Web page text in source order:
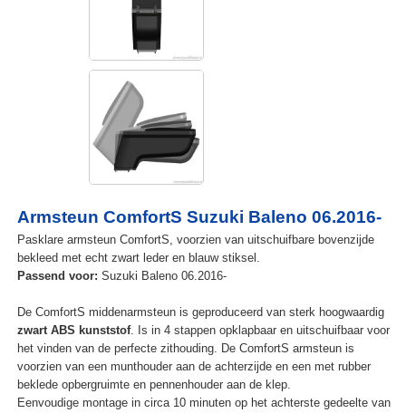
Armsteun ComfortS Suzuki Baleno 06.2016-
Pasklare armsteun ComfortS, voorzien van uitschuifbare bovenzijde
bekleed met echt zwart leder en blauw stiksel.
Passend voor: Suzuki Baleno 06.2016-
De ComfortS middenarmsteun is geproduceerd van sterk hoogwaardig
zwart ABS kunststof. Is in 4 stappen opklapbaar en uitschuifbaar voor
het vinden van de perfecte zithouding. De ComfortS armsteun is
voorzien van een munthouder aan de achterzijde en een met rubber
beklede opbergruimte en pennenhouder aan de klep.
Eenvoudige montage in circa 10 minuten op het achterste gedeelte van